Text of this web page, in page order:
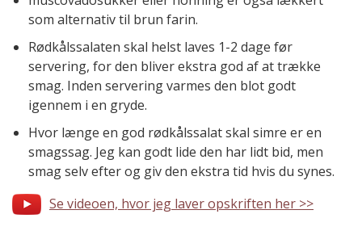
som alternativ til brun farin.
Rødkålssalaten skal helst laves 1-2 dage før
servering, for den bliver ekstra god af at trække
smag. Inden servering varmes den blot godt
igennem i en gryde.
Hvor længe en god rødkålssalat skal simre er en
smagssag. Jeg kan godt lide den har lidt bid, men
smag selv efter og giv den ekstra tid hvis du synes.
Se videoen, hvor jeg laver opskriften her >>